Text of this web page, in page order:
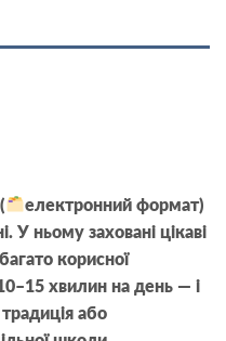
електронний формат)
У ньому заховані цікаві
корисної
хвилин на день — і
або